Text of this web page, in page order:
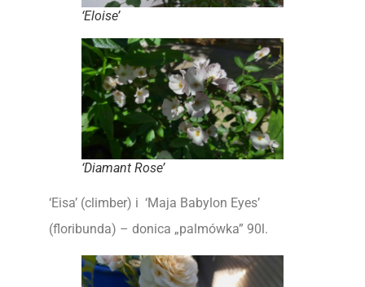
‘Eloise’
‘Diamant Rose’
‘Eisa’ (climber) i ‘Maja Babylon Eyes’
(floribunda) – donica „palmówka” 90l.